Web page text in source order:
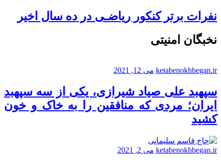
نفرات برتر کنکور ریاضـی در ده سال اخیر
نخبگان امنیتی
ketabenokhbegan.ir می 12, 2021
سپهبد علی صیاد شیرازی، یکی از سه سپهبد
ایران؛ مردی که منافقین را به خاک و خون
کشید
ketabenokhbegan.ir می 2, 2021